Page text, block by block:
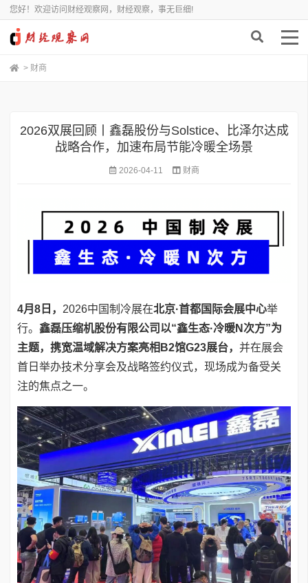
您好！欢迎访问财经观察网，财经观察，事无巨细!
> 财商
2026双展回顾丨鑫磊股份与Solstice、比泽尔达成
战略合作，加速布局节能冷暖全场景
2026-04-11 财商
4月8日， 2026中国制冷展在北京·首都国际会展中心举
行。 鑫磊压缩机股份有限公司以“鑫生态·冷暖N次方”为
主题，携宽温域解决方案亮相B2馆G23展台， 并在展会
首日举办技术分享会及战略签约仪式，现场成为备受关
注的焦点之一。